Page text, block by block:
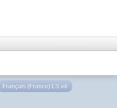
Français (France) LS v4